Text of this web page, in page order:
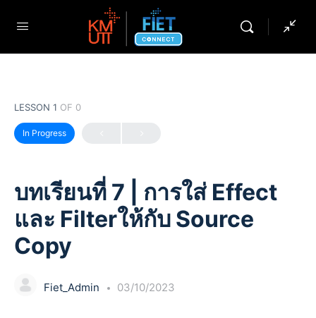
LESSON 1 OF 0
In Progress
บทเรียนที่ 7 | การใส่ Effect
และ Filterให้กับ Source
Copy
Fiet_Admin 03/10/2023